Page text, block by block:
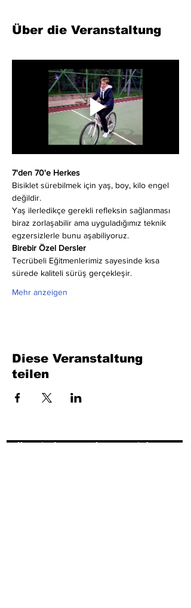
Über die Veranstaltung
7'den 70'e Herkes
Bisiklet sürebilmek için yaş, boy, kilo engel
değildir.
Yaş ilerledikçe gerekli refleksin sağlanması
biraz zorlaşabilir ama uyguladığımız teknik
egzersizlerle bunu aşabiliyoruz.
Birebir Özel Dersler
Tecrübeli Eğitmenlerimiz sayesinde kısa
sürede kaliteli sürüş gerçekleşir.
Mehr anzeigen
Diese Veranstaltung
teilen
Füllen Sie das Formular aus. Wir kommen